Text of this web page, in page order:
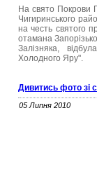
На свято Покрови
Чигиринського
на честь святого
отамана
Залізняка,
Холодного Яру".
Дивитись фото зі
05 Липня 2010